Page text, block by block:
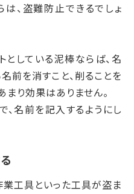
、盗難防止できるでしょ
している泥棒ならば、名
前を消すこと、削ることを
まり効果はありません。
名前を記入するようにし
工具といった工具が盗ま